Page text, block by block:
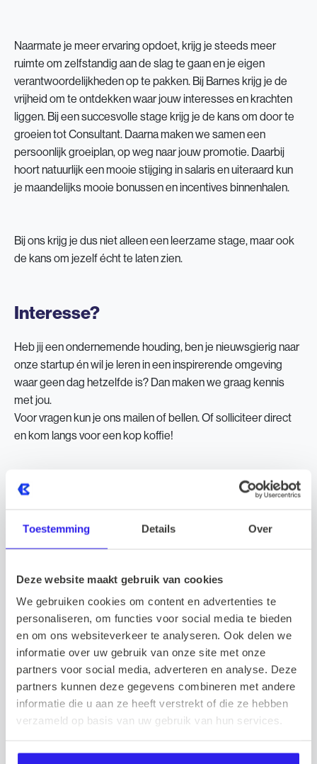
Toestemming Details Over
Deze website maakt gebruik van cookies
We gebruiken cookies om content en advertenties te
personaliseren, om functies voor social media te bieden
en om ons websiteverkeer te analyseren. Ook delen we
informatie over uw gebruik van onze site met onze
partners voor social media, adverteren en analyse. Deze
partners kunnen deze gegevens combineren met andere
informatie die u aan ze heeft verstrekt of die ze hebben
verzameld op basis van uw gebruik van hun services.
Naarmate je meer ervaring opdoet, krijg je steeds meer
ruimte om zelfstandig aan de slag te gaan en je eigen
verantwoordelijkheden op te pakken. Bij Barnes krijg je de
vrijheid om te ontdekken waar jouw interesses en krachten
liggen. Bij een succesvolle stage krijg je de kans om door te
groeien tot Consultant. Daarna maken we samen een
persoonlijk groeiplan, op weg naar jouw promotie. Daarbij
hoort natuurlijk een mooie stijging in salaris en uiteraard kun
je maandelijks mooie bonussen en incentives binnenhalen.
Bij ons krijg je dus niet alleen een leerzame stage, maar ook
de kans om jezelf écht te laten zien.
Interesse?
Heb jij een ondernemende houding, ben je nieuwsgierig naar
onze startup én wil je leren in een inspirerende omgeving
waar geen dag hetzelfde is? Dan maken we graag kennis
met jou.
Voor vragen kun je ons mailen of bellen. Of solliciteer direct
en kom langs voor een kop koffie!
info@barnes.nl
Vraag
Beschikbaar voor een stage van 24-40 uur per
Startdatum in overleg;
Student in de richting van HRM, Commerciële
Economie, Onderneming & Retail Management,
Bedrijfskunde, Psychologie of vergelijkbaar;
Sociaal en communicatief sterk;
mindset;